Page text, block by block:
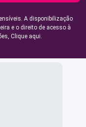
A disponibilização
e o direito de acesso à
Clique aqui.